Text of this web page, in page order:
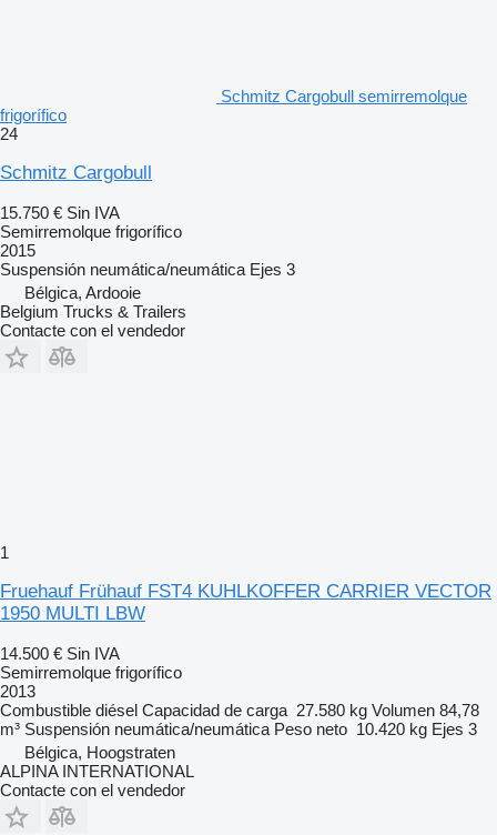
Schmitz Cargobull semirremolque
frigorífico
24
Schmitz Cargobull
15.750 € Sin IVA
Semirremolque frigorífico
2015
Suspensión neumática/neumática Ejes 3
Bélgica, Ardooie
Belgium Trucks & Trailers
Contacte con el vendedor
1
Fruehauf Frühauf FST4 KUHLKOFFER CARRIER VECTOR
1950 MULTI LBW
14.500 € Sin IVA
Semirremolque frigorífico
2013
Combustible diésel Capacidad de carga 27.580 kg Volumen 84,78
m³ Suspensión neumática/neumática Peso neto 10.420 kg Ejes 3
Bélgica, Hoogstraten
ALPINA INTERNATIONAL
Contacte con el vendedor